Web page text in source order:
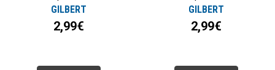
GILBERT
2,99€
GILBERT
2,99€